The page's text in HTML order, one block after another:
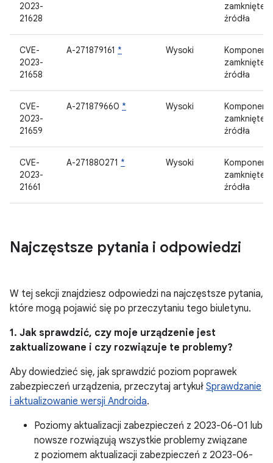
2023-
21628
źródła
CVE-
2023-
21658
A-271879161 * Wysoki
Komponent
źródła
CVE-
2023-
21659
A-271879660 * Wysoki
Komponent
źródła
CVE-
2023-
21661
A-271880271 * Wysoki
Komponent
źródła
Najczęstsze pytania i odpowiedzi
W tej sekcji znajdziesz odpowiedzi na najczęstsze pytania,
które mogą pojawić się po przeczytaniu tego biuletynu.
1. Jak sprawdzić, czy moje urządzenie jest
zaktualizowane i czy rozwiązuje te problemy?
Aby dowiedzieć się, jak sprawdzić poziom poprawek
zabezpieczeń urządzenia, przeczytaj artykuł Sprawdzanie
i aktualizowanie wersji Androida.
Poziomy aktualizacji zabezpieczeń z 2023-06-01 lub
nowsze rozwiązują wszystkie problemy związane
z poziomem aktualizacji zabezpieczeń z 2023-06-